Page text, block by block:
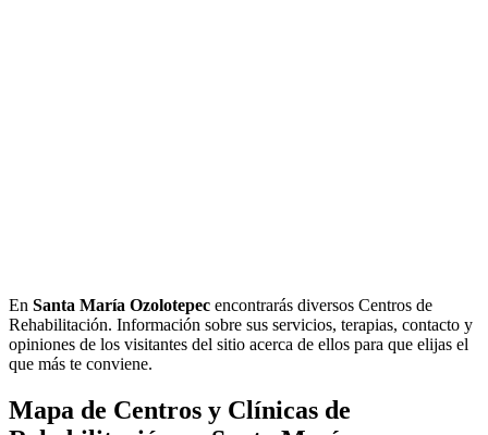
En Santa María Ozolotepec encontrarás diversos Centros de
Rehabilitación. Información sobre sus servicios, terapias, contacto y
opiniones de los visitantes del sitio acerca de ellos para que elijas el
que más te conviene.
Mapa de Centros y Clínicas de